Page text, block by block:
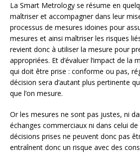
La Smart Metrology se résume en
maîtriser et accompagner dans leur
processus de mesures idoines pour
mesures et ainsi maîtriser les risques
revient donc à utiliser la mesure pour
appropriées. Et d’évaluer l’impact de la
qui doit être prise : conforme ou pas,
décision sera d’autant plus pertinente
que l’on mesure.
Or les mesures ne sont pas justes, ni
échanges commerciaux ni dans celui de
décisions prises ne peuvent donc pas
entraînent donc un risque avec des